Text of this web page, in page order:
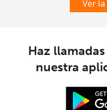
Ver
Haz
nuestra